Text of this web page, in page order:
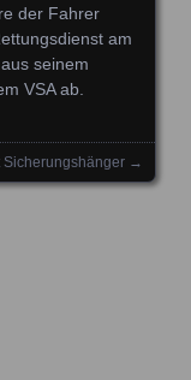
der Fahrer
am
seinem
VSA ab.
→